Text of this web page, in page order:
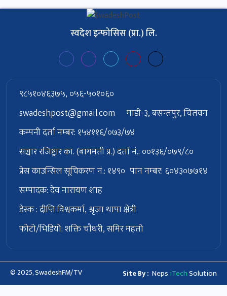
स्वदेश इन्फोसिस (प्रा.) लि.
९८५१०४६३७५, ०५६-५०१०६०
swadeshpost@gmail.com
माडी-३, बसन्तपुर, चितवन
कम्पनी दर्ता नम्बर: १५४११६/०७३/७४
सञ्चार रजिष्ट्रार का. (बागमती प्र.) दर्ता नं.: ००१३६/०७९/८०
प्रेस काउन्सिल सूचिकरण नं.: १४९० पान नम्बर: ६०४३०७७१४
सम्पादक: देव नारायण शाह
डेस्क : दीप्ति विश्वकर्मा, श्रृजा थापा क्षेत्री
फोटो/भिडियो: शक्ति चाैधरी, समिर महतो
© 2025, SwadeshFM/TV Site By : Neps iTechSolution